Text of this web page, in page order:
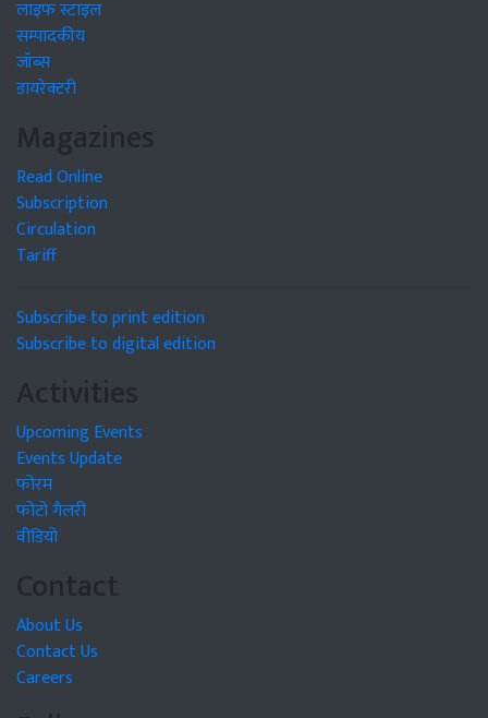
लाइफ स्टाइल
सम्पादकीय
जॉब्स
डायरेक्टरी
Magazines
Read Online
Subscription
Circulation
Tariff
Subscribe to print edition
Subscribe to digital edition
Activities
Upcoming Events
Events Update
फोरम
फोटो गैलरी
वीडियो
Contact
About Us
Contact Us
Careers